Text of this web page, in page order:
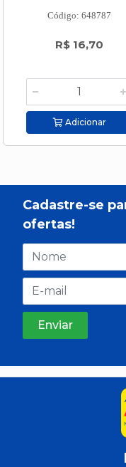
Código: 648787
R$ 16,70
Adicionar
Cadastre-se
ofertas!